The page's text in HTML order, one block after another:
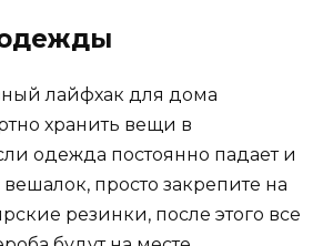
лайфхак для дома
хранить вещи в
одежда постоянно падает и
вешалок, просто закрепите на
резинки, после этого все